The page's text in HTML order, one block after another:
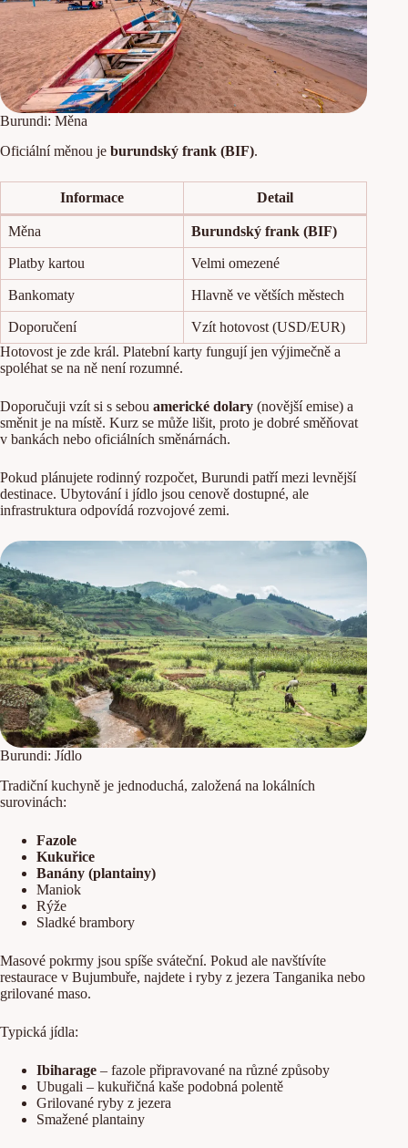
Burundi: Měna
Oficiální měnou je burundský frank (BIF).
Informace Detail
Měna Burundský frank (BIF)
Platby kartou Velmi omezené
Bankomaty Hlavně ve větších městech
Doporučení
Vzít hotovost (USD/EUR)
Hotovost je zde král. Platební karty fungují jen výjimečně a
spoléhat se na ně není rozumné.
Doporučuji vzít si s sebou americké dolary (novější emise) a
směnit je na místě. Kurz se může lišit, proto je dobré směňovat
v bankách nebo oficiálních směnárnách.
Pokud plánujete rodinný rozpočet, Burundi patří mezi levnější
destinace. Ubytování i jídlo jsou cenově dostupné, ale
infrastruktura odpovídá rozvojové zemi.
Burundi: Jídlo
Tradiční kuchyně je jednoduchá, založená na lokálních
surovinách:
Fazole
Kukuřice
Banány (plantainy)
Maniok
Rýže
Sladké brambory
Masové pokrmy jsou spíše sváteční. Pokud ale navštívíte
restaurace v Bujumbuře, najdete i ryby z jezera Tanganika nebo
grilované maso.
Typická jídla:
Ibiharage – fazole připravované na různé způsoby
Ubugali – kukuřičná kaše podobná polentě
Grilované ryby z jezera
Smažené plantainy